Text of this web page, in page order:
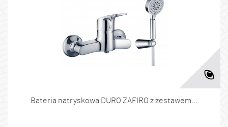
Bateria natryskowa DURO ZAFIRO z zestawem...